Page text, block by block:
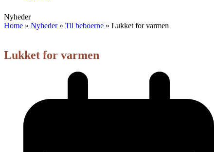
mobile
menu
mobile
menu
Nyheder
Home » Nyheder» Til beboerne » Lukket for varmen
Lukket for varmen